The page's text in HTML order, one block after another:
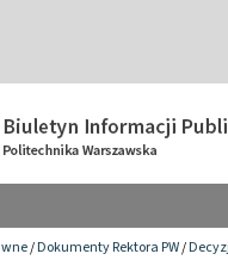
/Dokumenty Rektora PW/